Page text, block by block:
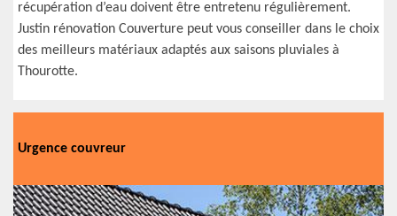
récupération d’eau doivent être entretenu régulièrement.
Justin rénovation Couverture peut vous conseiller dans le choix
des meilleurs matériaux adaptés aux saisons pluviales à
Thourotte.
Urgence couvreur